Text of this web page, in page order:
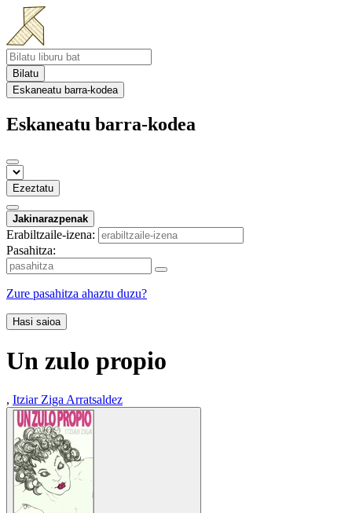
Bilatu
Eskaneatu barra-kodea
Eskaneatu barra-kodea
Ezeztatu
Jakinarazpenak
Erabiltzaile-izena:
Pasahitza:
Zure pasahitza ahaztu duzu?
Hasi saioa
Un zulo propio
, Itziar Ziga Arratsaldez